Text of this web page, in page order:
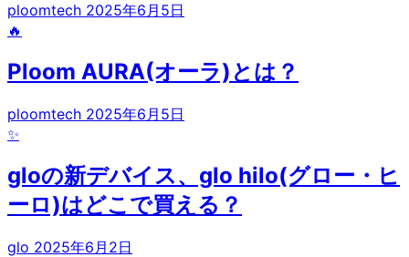
ploomtech 2025年6月5日
🔥
Ploom AURA(オーラ)とは？
ploomtech 2025年6月5日
✨
gloの新デバイス、glo hilo(グロー・ヒ
ーロ)はどこで買える？
glo 2025年6月2日